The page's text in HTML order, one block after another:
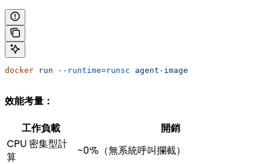
docker run --runtime=runsc agent-image
效能考量：
工作負載
開銷
CPU 密集型計
算
~0%（無系統呼叫攔截）